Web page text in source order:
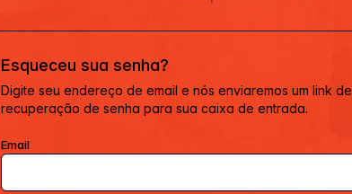
Esqueceu sua senha?
Digite seu endereço de email e nós enviaremos um link de
recuperação de senha para sua caixa de entrada.
Email